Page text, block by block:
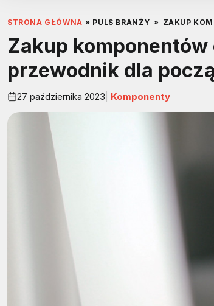
STRONA GŁÓWNA » PULS BRANŻY » ZAKUP
Zakup
przewodnik dla
27 października 2023 Komponenty